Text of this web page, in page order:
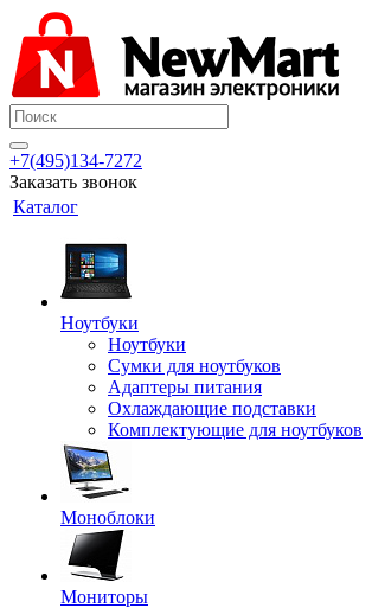
+7(495)134-7272
Заказать звонок
Каталог
Ноутбуки
Ноутбуки
Сумки для ноутбуков
Адаптеры питания
Охлаждающие подставки
Комплектующие для ноутбуков
Моноблоки
Мониторы